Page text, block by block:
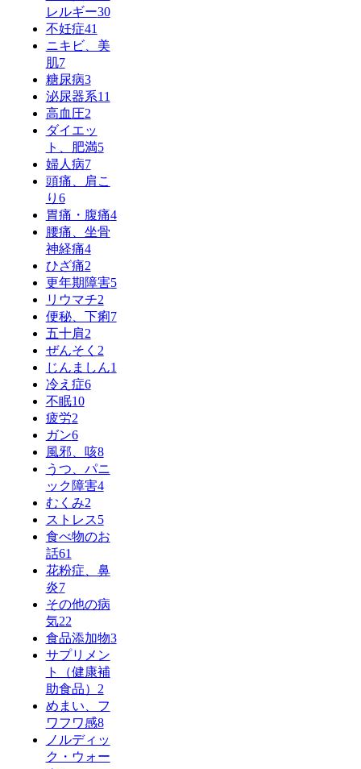
レルギー30
不妊症41
ニキビ、美
肌7
糖尿病3
泌尿器系11
高血圧2
ダイエッ
ト、肥満5
婦人病7
頭痛、肩こ
り 6
胃痛・腹痛4
腰痛、坐骨
神経痛4
ひざ痛2
更年期障害5
リウマチ2
便秘、下痢7
五十肩2
ぜんそく 2
じんましん1
冷え症6
不眠10
疲労2
ガン6
風邪、咳8
うつ、パニ
ック障害4
むくみ2
ストレス5
食べ物のお
話61
花粉症、鼻
炎7
その他の病
気22
食品添加物3
サプリメン
ト（健康補
助食品） 2
めまい、フ
ワフワ感8
ノルディッ
ク・ウォー